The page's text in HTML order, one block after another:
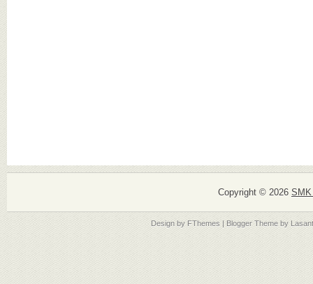
Copyright © 2026
Design by FThemes | Blogger Theme by